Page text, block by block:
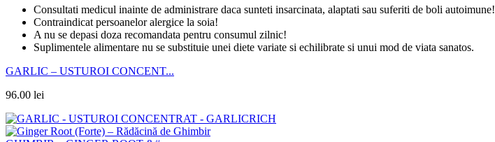
Consultati medicul inainte de administrare daca sunteti insarcinata, alaptati sau suferiti de boli autoimune!
Contraindicat persoanelor alergice la soia!
A nu se depasi doza recomandata pentru consumul zilnic!
Suplimentele alimentare nu se substituie unei diete variate si echilibrate si unui mod de viata sanatos.
GARLIC – USTUROI CONCENT...
96.00 lei